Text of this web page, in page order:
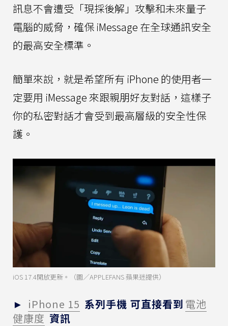
訊息不會遭受「現採後解」攻擊和未來量子
電腦的威脅，確保 iMessage 在全球通訊安全
的最高安全標準。
簡單來說，就是希望所有 iPhone 的使用者一
定要用 iMessage 來跟親朋好友對話，這樣子
你的私密對話才會受到最高層級的安全性保
護。
iOS 17.4開放更新。（圖／APPLEFANS 蘋果迷提供）
► iPhone 15 系列手機 可直接看到 電池
健康度 資訊